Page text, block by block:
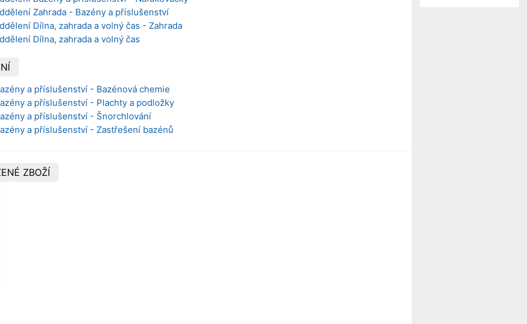
Zahrada - Bazény a příslušenství
Dílna, zahrada a volný čas - Zahrada
Dílna, zahrada a volný čas
a příslušenství - Bazénová chemie
a příslušenství - Plachty a podložky
a příslušenství - Šnorchlování
a příslušenství - Zastřešení bazénů
ZBOŽÍ